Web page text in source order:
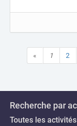
« 1 2
Recherche par
Toutes les activités